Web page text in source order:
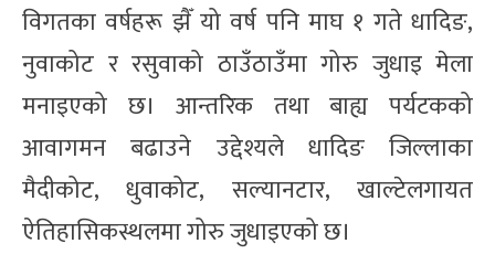
विगतका वर्षहरू झैँ यो वर्ष पनि माघ १ गते धादिङ,
नुवाकोट र रसुवाको ठाउँठाउँमा गोरु जुधाइ मेला
मनाइएको छ। आन्तरिक तथा बाह्य पर्यटकको
आवागमन बढाउने उद्देश्यले धादिङ जिल्लाका
मैदीकोट, धुवाकोट, सल्यानटार, खाल्टेलगायत
ऐतिहासिकस्थलमा गोरु जुधाइएको छ।